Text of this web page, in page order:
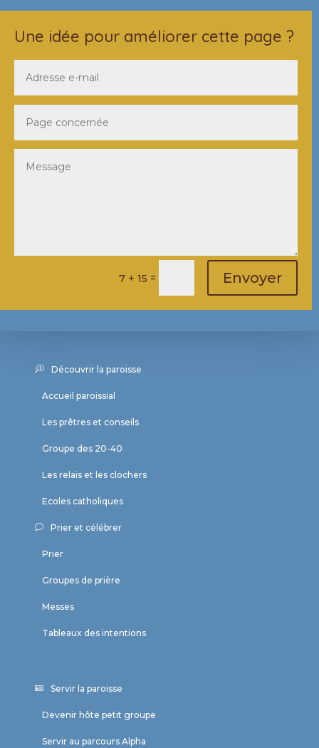
Une idée pour améliorer cette page ?
7 + 15 = Envoyer
Découvrir la paroisse
Accueil paroissial
Les prêtres et conseils
Groupe des 20-40
Les relais et les clochers
Ecoles catholiques
Prier et célébrer
Prier
Groupes de prière
Messes
Tableaux des intentions
Servir la paroisse
Devenir hôte petit groupe
Servir au parcours Alpha